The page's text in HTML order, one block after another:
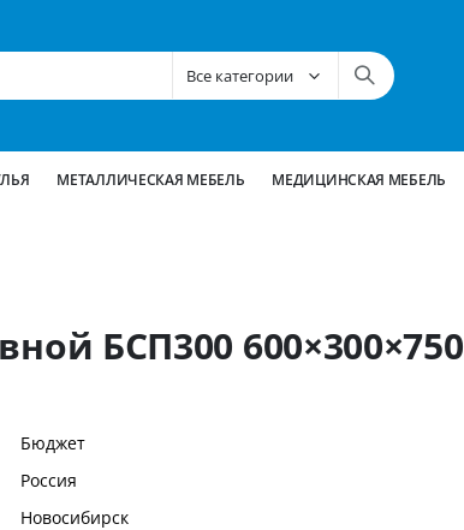
МЕТАЛЛИЧЕСКАЯ МЕБЕЛЬ МЕДИЦИНСКАЯ МЕБЕЛЬ
БСП300 600×300×750
Бюджет
Россия
Новосибирск